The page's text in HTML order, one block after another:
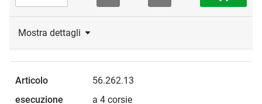
Mostra dettagli
56.262.13
a 4 corsie